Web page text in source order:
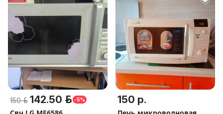
150 р. 142.50 р. -5% 150 р.